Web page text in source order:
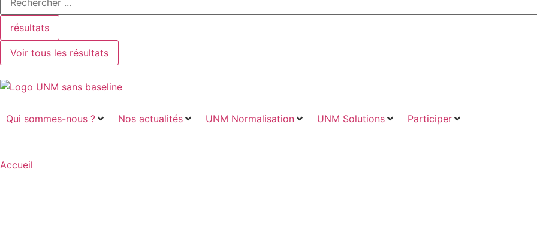
résultats
Voir tous les résultats
Qui sommes-nous ? Nos actualités UNM Normalisation UNM Solutions Participer
Accueil